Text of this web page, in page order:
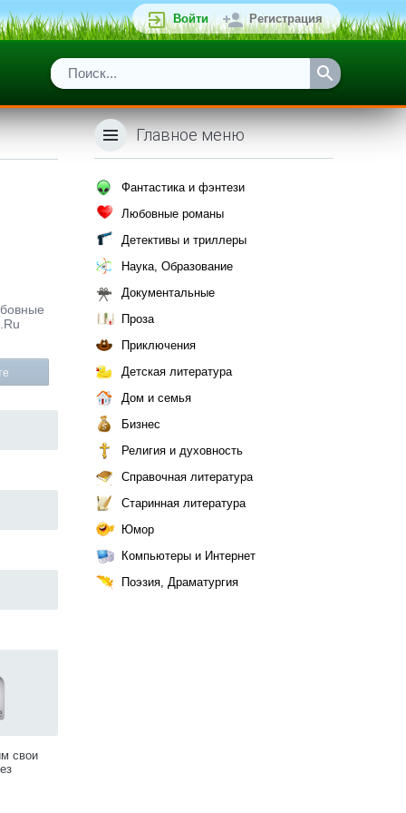
Войти Регистрация
свои
Главное меню
Фантастика и фэнтези
Любовные романы
Детективы и триллеры
Наука, Образование
Документальные
Проза
Приключения
Детская литература
Дом и семья
Бизнес
Религия и духовность
Справочная литература
Старинная литература
Юмор
Компьютеры и Интернет
Поэзия, Драматургия